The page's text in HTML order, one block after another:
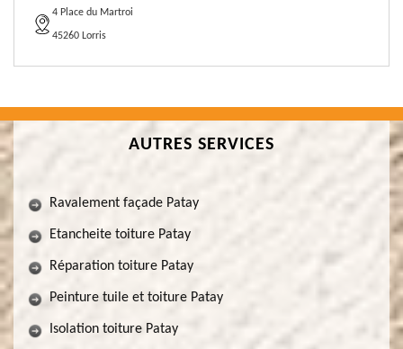
4 Place du Martroi
45260 Lorris
AUTRES SERVICES
Ravalement façade Patay
Etancheite toiture Patay
Réparation toiture Patay
Peinture tuile et toiture Patay
Isolation toiture Patay